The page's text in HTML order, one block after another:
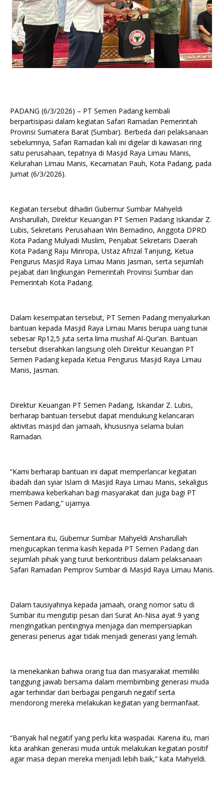
PADANG (6/3/2026) – PT Semen Padang kembali
berpartisipasi dalam kegiatan Safari Ramadan Pemerintah
Provinsi Sumatera Barat (Sumbar). Berbeda dari pelaksanaan
sebelumnya, Safari Ramadan kali ini digelar di kawasan ring
satu perusahaan, tepatnya di Masjid Raya Limau Manis,
Kelurahan Limau Manis, Kecamatan Pauh, Kota Padang, pada
Jumat (6/3/2026).
Kegiatan tersebut dihadiri Gubernur Sumbar Mahyeldi
Ansharullah, Direktur Keuangan PT Semen Padang Iskandar Z.
Lubis, Sekretaris Perusahaan Win Bernadino, Anggota DPRD
Kota Padang Mulyadi Muslim, Penjabat Sekretaris Daerah
Kota Padang Raju Minropa, Ustaz Afrizal Tanjung, Ketua
Pengurus Masjid Raya Limau Manis Jasman, serta sejumlah
pejabat dari lingkungan Pemerintah Provinsi Sumbar dan
Pemerintah Kota Padang.
Dalam kesempatan tersebut, PT Semen Padang menyalurkan
bantuan kepada Masjid Raya Limau Manis berupa uang tunai
sebesar Rp12,5 juta serta lima mushaf Al-Qur’an. Bantuan
tersebut diserahkan langsung oleh Direktur Keuangan PT
Semen Padang kepada Ketua Pengurus Masjid Raya Limau
Manis, Jasman.
Direktur Keuangan PT Semen Padang, Iskandar Z. Lubis,
berharap bantuan tersebut dapat mendukung kelancaran
aktivitas masjid dan jamaah, khususnya selama bulan
Ramadan.
“Kami berharap bantuan ini dapat memperlancar kegiatan
ibadah dan syiar Islam di Masjid Raya Limau Manis, sekaligus
membawa keberkahan bagi masyarakat dan juga bagi PT
Semen Padang,” ujarnya.
Sementara itu, Gubernur Sumbar Mahyeldi Ansharullah
mengucapkan terima kasih kepada PT Semen Padang dan
sejumlah pihak yang turut berkontribusi dalam pelaksanaan
Safari Ramadan Pemprov Sumbar di Masjid Raya Limau Manis.
Dalam tausiyahnya kepada jamaah, orang nomor satu di
Sumbar itu mengutip pesan dari Surat An-Nisa ayat 9 yang
mengingatkan pentingnya menjaga dan mempersiapkan
generasi penerus agar tidak menjadi generasi yang lemah.
Ia menekankan bahwa orang tua dan masyarakat memiliki
tanggung jawab bersama dalam membimbing generasi muda
agar terhindar dari berbagai pengaruh negatif serta
mendorong mereka melakukan kegiatan yang bermanfaat.
“Banyak hal negatif yang perlu kita waspadai. Karena itu, mari
kita arahkan generasi muda untuk melakukan kegiatan positif
agar masa depan mereka menjadi lebih baik,” kata Mahyeldi.